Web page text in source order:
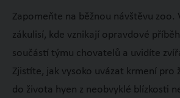
Zapomeňte na běžnou návštěvu zoo.
zákulisí, kde vznikají opravdové
součástí týmu chovatelů a uvidíte
Zjistíte, jak vysoko uvázat krmení pro
do života hyen z neobvyklé blízkosti